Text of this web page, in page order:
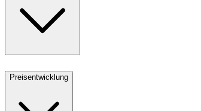
Preisentwicklung